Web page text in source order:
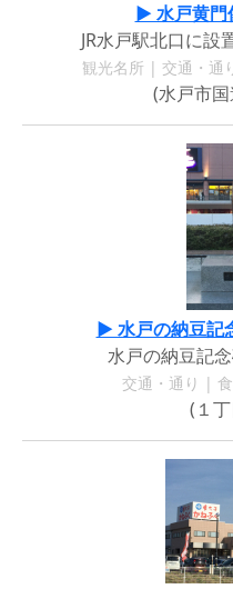
▶ 水戸黄門
JR水戸駅北口に設
観光名所 | 交通・通
(水戸市
▶ 水戸の納豆記
水戸の納豆記念
交通・通り |
(１